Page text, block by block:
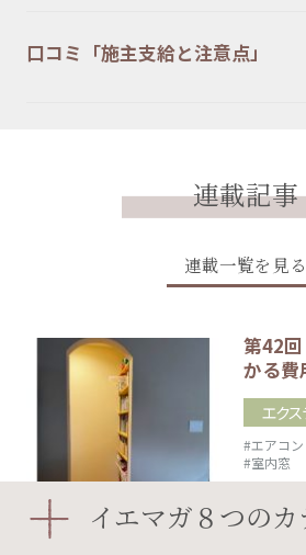
口コミ「施主支給と注意点」
連載記事
連載一覧を見る
第42
かる
エクス
#エアコン
#室内窓
イエマガ８つのカ